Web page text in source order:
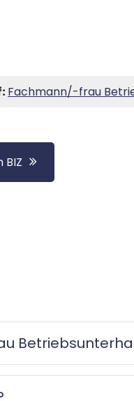
Fachmann/-frau
BIZ